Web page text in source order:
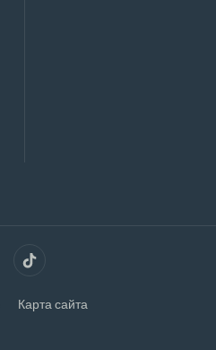
Карта сайта